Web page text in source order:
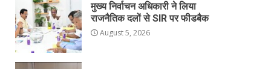
मुख्य निर्वाचन अधिकारी ने लिया
राजनैतिक दलों से SIR पर फीडबैक
August 5, 2026